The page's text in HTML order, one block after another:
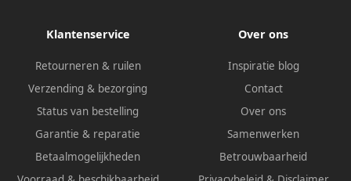
Klantenservice
Retourneren & ruilen
Verzending & bezorging
Status van bestelling
Garantie & reparatie
Betaalmogelijkheden
Over ons
Inspiratie blog
Contact
Over ons
Samenwerken
Betrouwbaarheid